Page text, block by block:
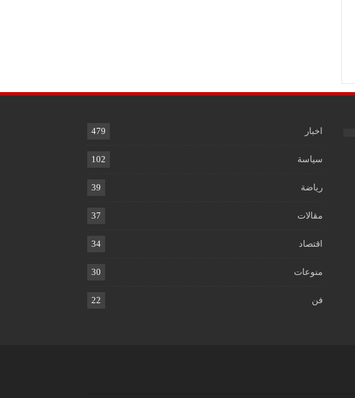
اخبار 479
سياسة 102
رياضة 39
مقالات 37
اقتصاد 34
منوعات 30
فن 22